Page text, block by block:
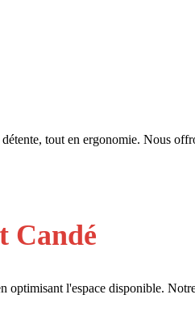
tout en ergonomie. Nous
Candé
optimisant l'espace disponible.